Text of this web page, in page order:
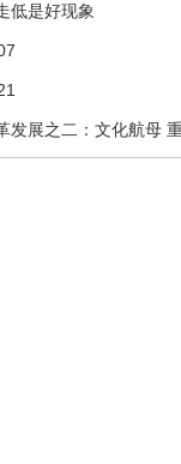
低是好现象
发展之二：文化航母